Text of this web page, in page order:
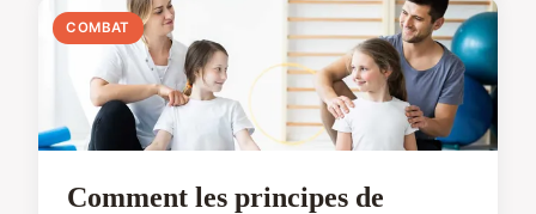
COMBAT
Comment les principes de